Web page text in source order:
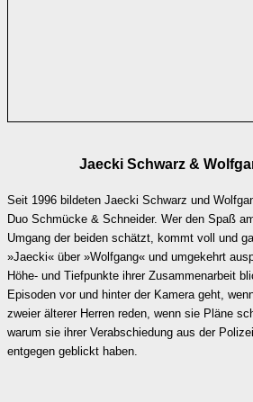
Jaecki Schwarz &
Seit 1996 bildeten Jaecki Schwarz und
Duo Schmücke & Schneider. Wer den Spaß
Umgang der beiden schätzt, kommt voll und
»Jaecki« über »Wolfgang« und umgekehrt
Höhe- und Tiefpunkte ihrer Zusammenarbeit
Episoden vor und hinter der Kamera geht,
zweier älterer Herren reden, wenn sie Pläne
warum sie ihrer Verabschiedung aus der
entgegen geblickt haben.